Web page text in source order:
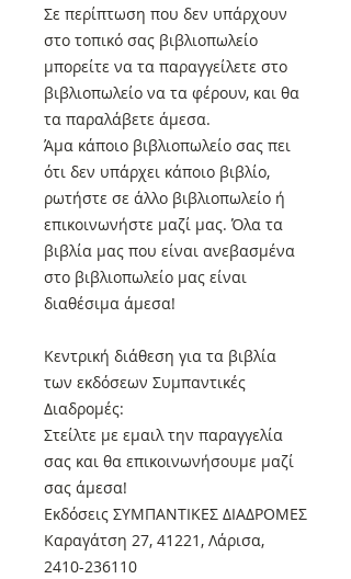
Σε περίπτωση που δεν υπάρχουν
στο τοπικό σας βιβλιοπωλείο
μπορείτε να τα παραγγείλετε στο
βιβλιοπωλείο να τα φέρουν, και θα
τα παραλάβετε άμεσα.
Άμα κάποιο βιβλιοπωλείο σας πει
ότι δεν υπάρχει κάποιο βιβλίο,
ρωτήστε σε άλλο βιβλιοπωλείο ή
επικοινωνήστε μαζί μας. Όλα τα
βιβλία μας που είναι ανεβασμένα
στο βιβλιοπωλείο μας είναι
διαθέσιμα άμεσα!
Κεντρική διάθεση για τα βιβλία
των εκδόσεων Συμπαντικές
Διαδρομές:
Στείλτε με εμαιλ την παραγγελία
σας και θα επικοινωνήσουμε μαζί
σας άμεσα!
Εκδόσεις ΣΥΜΠΑΝΤΙΚΕΣ ΔΙΑΔΡΟΜΕΣ
Καραγάτση 27, 41221, Λάρισα,
2410-236110